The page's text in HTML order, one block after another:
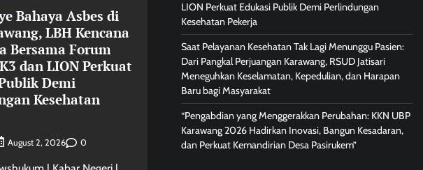
Bahaya Asbes di
LBH Kencana
Bersama Forum
dan LION Perkuat
Demi
Kesehatan
August 2, 2026 0
LION Perkuat Edukasi Publik Demi Perlindungan
Kesehatan Pekerja
Saat Pelayanan Kesehatan Tak Lagi Menunggu Pasien:
Dari Pangkal Perjuangan Karawang, RSUD Jatisari
Meneguhkan Keselamatan, Kepedulian, dan Harapan
Baru bagi Masyarakat
“Pengabdian yang Menggerakkan Perubahan: KKN UBP
Karawang 2026 Hadirkan Inovasi, Bangun Kesadaran,
dan Perkuat Kemandirian Desa Pasirukem”